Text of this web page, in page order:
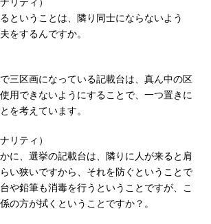
ということは、隣り同士にならないよう
をするんですか。
三区画になっている記載台は、真ん中の区
用できないようにすることで、一つ置きに
を考えています。
リティ）
に、選挙の記載台は、隣りに人が来ると肩
い狭いですから、それを防ぐということで
や鉛筆も消毒を行うということですが、こ
の方が拭くということですか？。